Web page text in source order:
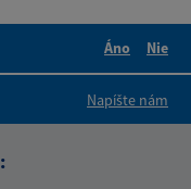
Áno
Nie
Napíšte nám